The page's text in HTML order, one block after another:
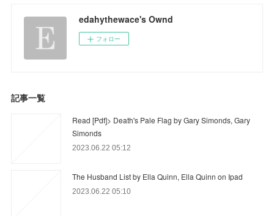
edahythewace's Ownd
フォロー
記事一覧
Read [Pdf]> Death's Pale Flag by Gary Simonds, Gary
Simonds
2023.06.22 05:12
The Husband List by Ella Quinn, Ella Quinn on Ipad
2023.06.22 05:10